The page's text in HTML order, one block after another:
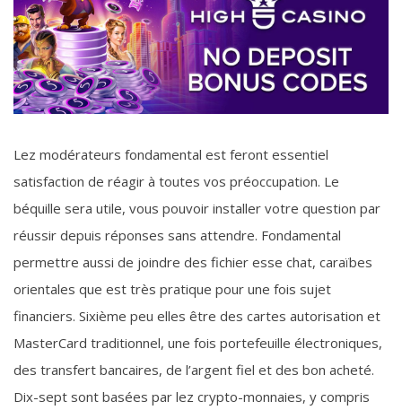
Lez modérateurs fondamental est feront essentiel
satisfaction de réagir à toutes vos préoccupation. Le
béquille sera utile, vous pouvoir installer votre question par
réussir depuis réponses sans attendre. Fondamental
permettre aussi de joindre des fichier esse chat, caraïbes
orientales que est très pratique pour une fois sujet
financiers. Sixième peu elles être des cartes autorisation et
MasterCard traditionnel, une fois portefeuille électroniques,
des transfert bancaires, de l’argent fiel et des bon acheté.
Dix-sept sont basées par lez crypto-monnaies, y compris